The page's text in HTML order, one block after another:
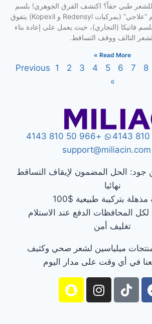
طبي حقاً؟ اكتشف الفرق الجوهري! بلسم
ميلياسين جود هو بلسم “علاجي” (بمركبات Redensyl و Kopexil) يتفوق
فاتيكا (التجاري)، حيث يعمل على إعادة بناء
التالف ووقف التساقط.
Read More »
1 2 3 4 5 6 7 8
»
+966 50 810 4143
support@miliacin.com
جود: الحل المضمون لإيقاف التساقط
نهائيا
مذهلة بتركيبة طبيعية $100
لكل المحافظات الدفع عند الاستلام
تغليف أمن
ميلياسين لشعر صحي وكثيف
في أي وقت على مدار اليوم